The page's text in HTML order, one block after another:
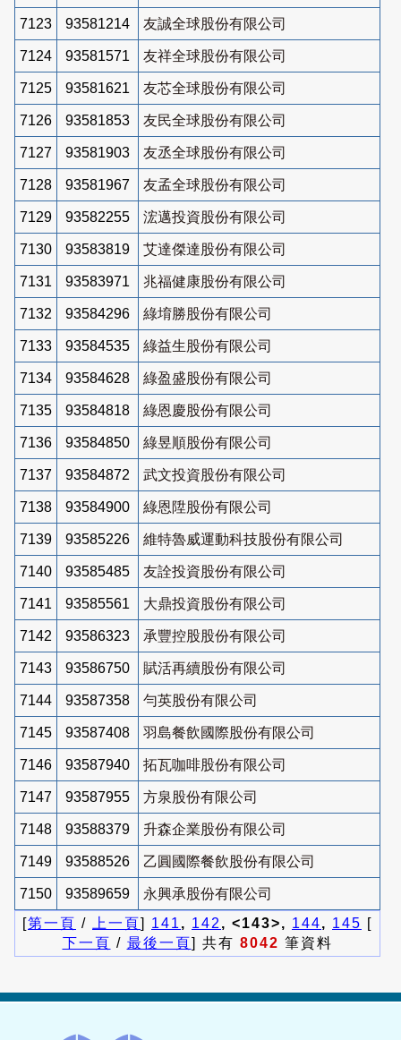
7123 93581214 友誠全球股份有限公司
7124 93581571 友祥全球股份有限公司
7125 93581621 友芯全球股份有限公司
7126 93581853 友民全球股份有限公司
7127 93581903 友丞全球股份有限公司
7128 93581967 友孟全球股份有限公司
7129 93582255 浤邁投資股份有限公司
7130 93583819 艾達傑達股份有限公司
7131 93583971 兆福健康股份有限公司
7132 93584296 綠堉勝股份有限公司
7133 93584535 綠益生股份有限公司
7134 93584628 綠盈盛股份有限公司
7135 93584818 綠恩慶股份有限公司
7136 93584850 綠昱順股份有限公司
7137 93584872 武文投資股份有限公司
7138 93584900 綠恩陞股份有限公司
7139 93585226 維特魯威運動科技股份有限公司
7140 93585485 友詮投資股份有限公司
7141 93585561 大鼎投資股份有限公司
7142 93586323 承豐控股股份有限公司
7143 93586750 賦活再續股份有限公司
7144 93587358 勻英股份有限公司
7145 93587408 羽島餐飲國際股份有限公司
7146 93587940 拓瓦咖啡股份有限公司
7147 93587955 方泉股份有限公司
7148 93588379 升森企業股份有限公司
7149 93588526 乙圓國際餐飲股份有限公司
7150 93589659
永興承股份有限公司
[第一頁 / 上一頁] 141 , 142 , <143>, 144, 145 [
下一頁 / 最後一頁] 共有 8042 筆資料